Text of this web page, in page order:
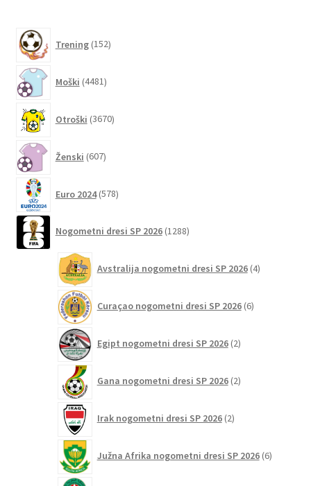
Trening 152izdelkov
Moški 4481izdelkov
Otroški 3670izdelkov
Ženski 607izdelkov
Euro 2024 578izdelkov
Nogometni dresi SP 2026 1288izdelkov
Avstralija nogometni dresi SP 2026 4izdelki
Curaçao nogometni dresi SP 2026 6izdelkov
Egipt nogometni dresi SP 2026 2izdelka
Gana nogometni dresi SP 2026 2izdelka
Irak nogometni dresi SP 2026 2izdelka
Južna Afrika nogometni dresi SP 2026 6izdelkov